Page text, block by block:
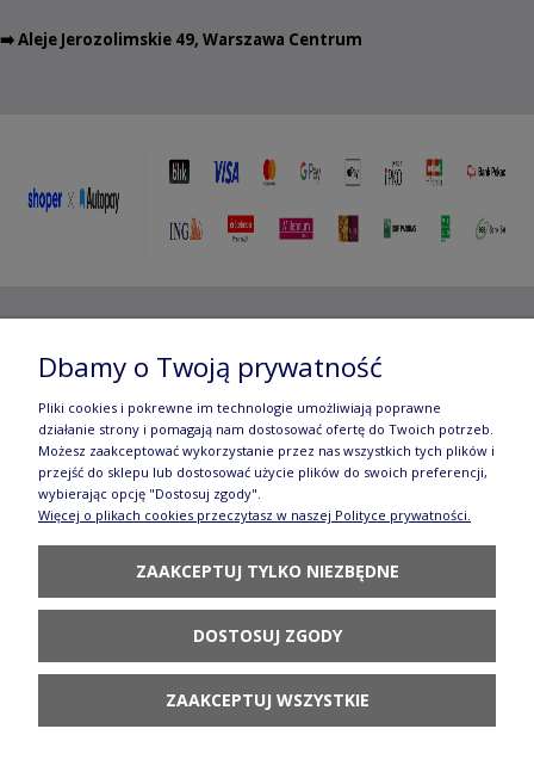
➡️ Aleje Jerozolimskie 49, Warszawa Centrum
Jerozolimskie 49, 00-696 Warszawa | e-mail:
manufaktura.com|
Wszelkie prawa zastrzeżone. Fotografie oraz opisy zamieszczone
rozpowszechnianie bez zgody autora zabronione.
Te treści objęte są prawem autorskim, a korzystanie z nich może
być negatywne w skutkach. Jeżeli chcesz uzyskać zgodę, napisz do
nas.
Dbamy o Twoją prywatność
Pliki cookies i pokrewne im technologie umożliwiają poprawne
działanie strony i pomagają nam dostosować ofertę do Twoich potrzeb.
Możesz zaakceptować wykorzystanie przez nas wszystkich tych plików i
przejść do sklepu lub dostosować użycie plików do swoich preferencji,
wybierając opcję "Dostosuj zgody".
Więcej o plikach cookies przeczytasz w naszej Polityce prywatności.
ZAAKCEPTUJ TYLKO NIEZBĘDNE
DOSTOSUJ ZGODY
ZAAKCEPTUJ WSZYSTKIE